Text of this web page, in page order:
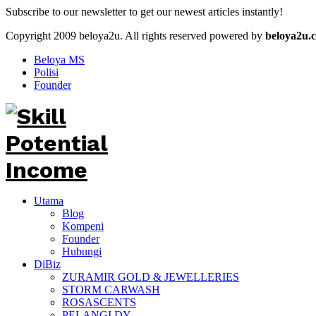
Subscribe to our newsletter to get our newest articles instantly!
Copyright 2009 beloya2u. All rights reserved powered by
Beloya MS
Polisi
Founder
Utama
Blog
Kompeni
Founder
Hubungi
DiBiz
ZURAMIR GOLD & JEWELLERIES
STORM CARWASH
ROSASCENTS